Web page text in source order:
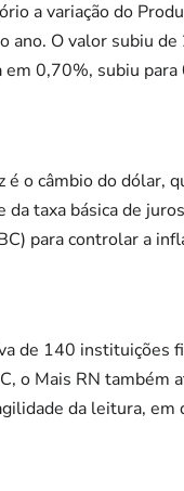
a variação do
ano. O valor subiu
0,70%, subiu
o câmbio do dólar,
taxa básica de
para controlar a
de 140 instituições
o Mais RN também
da leitura,